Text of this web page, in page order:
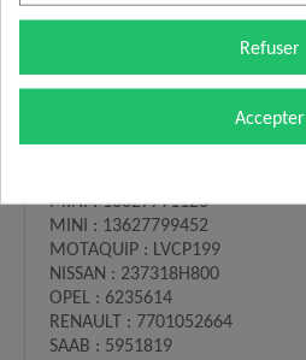
EPS : 1953417
GENERAL MOTORS : 97174899
MINI : 13627791126
MINI : 13627799452
MOTAQUIP : LVCP199
NISSAN : 237318H800
OPEL : 6235614
RENAULT : 7701052664
SAAB : 5951819
Refuser
Accepter